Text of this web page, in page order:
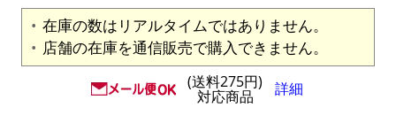
在庫の数はリアルタイムではありません。
店舗の在庫を通信販売で購入できません。
(送料275円)
対応商品 詳細